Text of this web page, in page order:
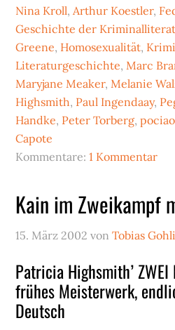
Nina Kroll, Arthur Koestler,
Geschichte der
Greene, Homosexualität,
Literaturgeschichte, Marc
Maryjane Meaker, Melanie
Highsmith, Paul Ingendaay,
Handke, Peter Torberg,pociao
Capote
Kommentare:1 Kommentar
Kain im Zweikampf
15. März 2002 vonTobias
Patricia Highsmith’ ZWEI
frühes Meisterwerk,
Deutsch